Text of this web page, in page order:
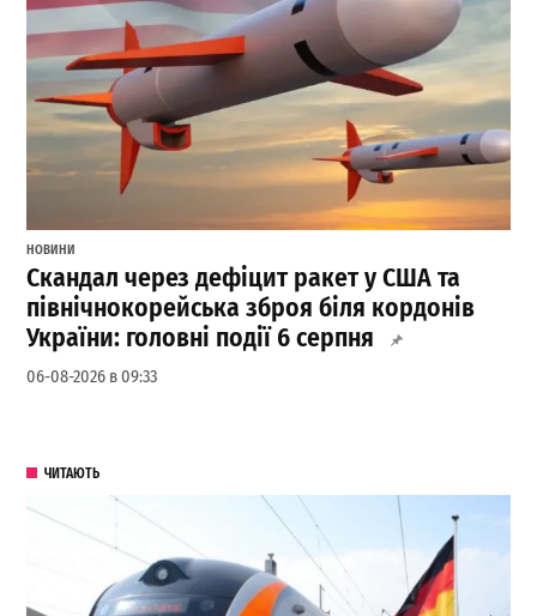
НОВИНИ
Скандал через дефіцит ракет у США та
північнокорейська зброя біля кордонів
України: головні події 6 серпня
06-08-2026 в 09:33
ЧИТАЮТЬ